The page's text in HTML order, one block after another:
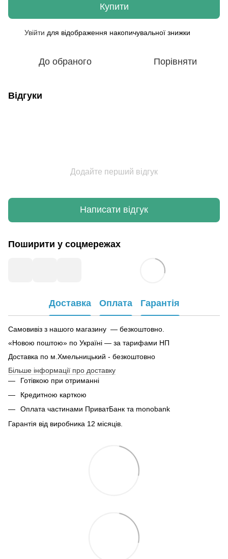
Купити
Увійти для відображення накопичувальної знижки
До обраного Порівняти
Відгуки
Додайте перший відгук
Написати відгук
Поширити у соцмережах
Доставка Оплата Гарантія
Самовивіз з нашого магазину — безкоштовно.
«Новою поштою» по Україні — за тарифами НП
Доставка по м.Хмельницький - безкоштовно
Більше інформації про доставку
Готівкою при отриманні
Кредитною карткою
Оплата частинами ПриватБанк та monobank
Гарантія від виробника 12 місяців.